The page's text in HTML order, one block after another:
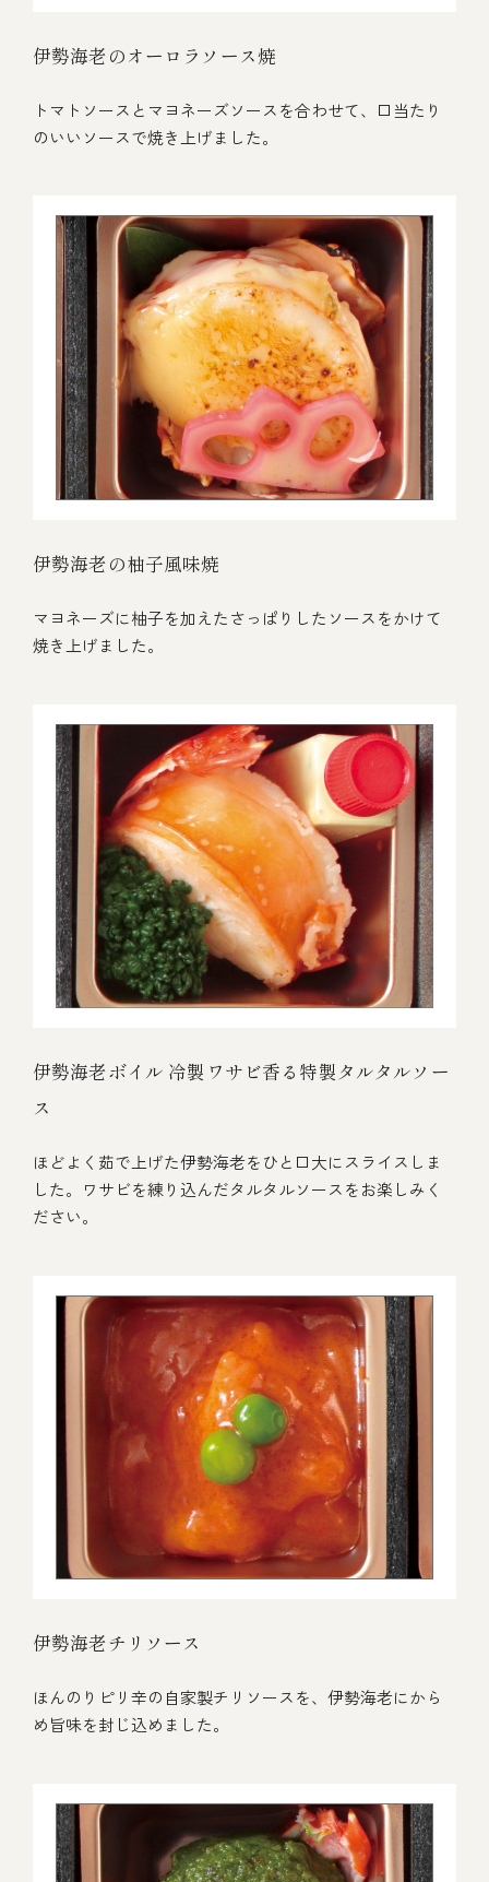
伊勢海老のオーロラソース焼
トマトソースとマヨネーズソースを合わせて、口当たり
のいいソースで焼き上げました。
伊勢海老の柚子風味焼
マヨネーズに柚子を加えたさっぱりしたソースをかけて
焼き上げました。
伊勢海老ボイル 冷製ワサビ香る特製タルタルソー
ス
ほどよく茹で上げた伊勢海老をひと口大にスライスしま
した。ワサビを練り込んだタルタルソースをお楽しみく
ださい。
伊勢海老チリソース
ほんのりピリ辛の自家製チリソースを、伊勢海老にから
め旨味を封じ込めました。